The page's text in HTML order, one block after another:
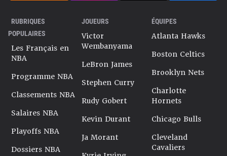
RUBRIQUES
POPULAIRES
Les Français en
NBA
Programme NBA
Classements NBA
Salaires NBA
Playoffs NBA
Dossiers NBA
JOUEURS
Victor
Wembanyama
LeBron James
Stephen Curry
Rudy Gobert
Kevin Durant
Ja Morant
ÉQUIPES
Atlanta Hawks
Boston Celtics
Brooklyn Nets
Charlotte
Hornets
Chicago Bulls
Cleveland
Cavaliers